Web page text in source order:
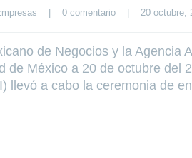
0 comentario 20
de Negocios y la Agencia
México a 20 de octubre del
a cabo la ceremonia de